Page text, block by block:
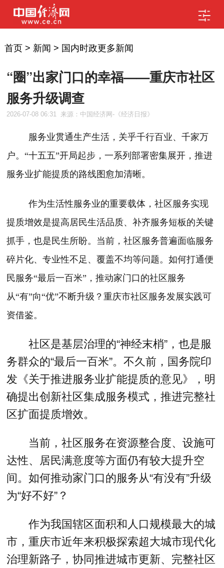
首页> 新闻 > 国内时政更多新闻
“圈”出家门口的幸福——重庆市社区
服务升级调查
2026-07-08 06:31 来源：中国经济网-《经济日报》
服务业贯通生产生活，关乎千行百业、千家万
户。“十五五”开局起步，一系列部署密集展开，推进
服务业扩能提质的路线图愈加清晰。
作为生活性服务业的重要载体，社区服务实现
提质增效是提高居民生活品质、补齐服务短板的关键
抓手，也是民生所盼。当前，社区服务普遍面临服务
碎片化、专业性不足、覆盖不均等问题。如何打通便
民服务“最后一百米”，推动家门口的社区服务
从“有”向“优”不断升级？重庆市社区服务发展实践可
资借鉴。
社区是基层治理的“神经末梢”，也是服
务群众的“最后一百米”。不久前，国务院印
发《关于推进服务业扩能提质的意见》，明
确提出创新社区集成服务模式，推进完整社
区扩面提质增效。
当前，社区服务在资源整合度、设施可
达性、居民满意度等方面仍有较大提升空
间。如何推动家门口的服务从“有没有”升级
为“好不好”？
作为我国辖区面积和人口规模最大的城
市，重庆市近年来积极探索超大城市现代化
治理新路子，协同推进城市更新、完整社区